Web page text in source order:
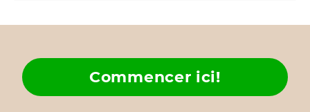
Commencer ici!